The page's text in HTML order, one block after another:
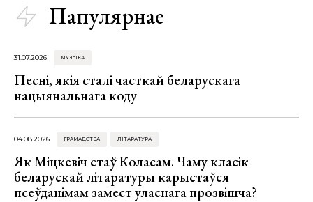
Папулярнае
31.07.2026 МУЗЫКА
Песні, якія сталі часткай беларускага
нацыянальнага коду
04.08.2026 ГРАМАДСТВА ЛІТАРАТУРА
Як Міцкевіч стаў Коласам. Чаму класік
беларускай літаратуры карыстаўся
псеўданімам замест уласнага прозвішча?